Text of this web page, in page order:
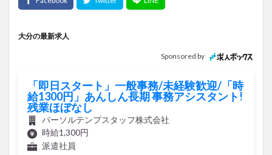
大分の最新求人
Sponsored by
「即日スタート」一般事務/未経験歓迎/「時
給1300円」あんしん長期 事務アシスタント!
残業ほぼなし
パーソルテンプスタッフ株式会社
時給1,300円
派遣社員